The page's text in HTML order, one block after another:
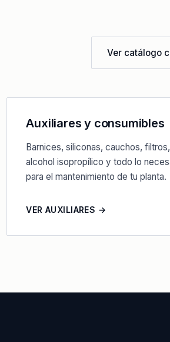
Ver catálogo
Auxiliares y consumibles
Barnices, siliconas, cauchos, filtros,
alcohol isopropílico y todo lo
para el mantenimiento de tu planta.
VER AUXILIARES →